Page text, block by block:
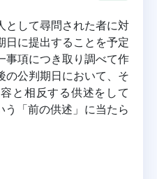
として尋問された者に対
日に提出することを予定
事項につき取り調べて作
の公判期日において、そ
と相反する供述をして
「前の供述」に当たら